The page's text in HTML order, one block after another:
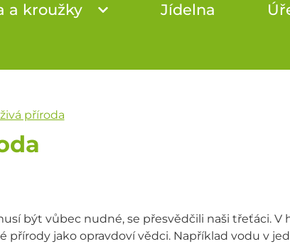
a kroužky Jídelna
příroda
být vůbec nudné, se přesvědčili naši třeťáci. V
přírody jako opravdoví vědci. Například vodu v